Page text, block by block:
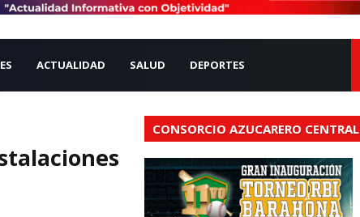
ACTUALIDAD SALUD DEPORTES
CONSORCIO AZUCARERO CENTRAL